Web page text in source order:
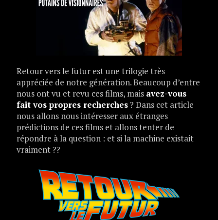
Retour vers le futur est une trilogie très
appréciée de notre génération. Beaucoup d’entre
nous ont vu et revu ces films, mais avez-vous
fait vos propres recherches? Dans cet article
nous allons nous intéresser aux étranges
prédictions de ces films et allons tenter de
répondre à la question : et si la machine existait
vraiment ??